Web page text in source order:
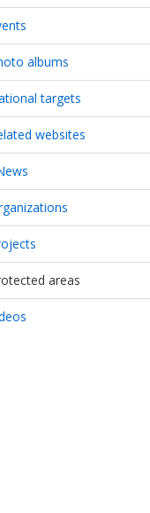
albums
targets
websites
areas